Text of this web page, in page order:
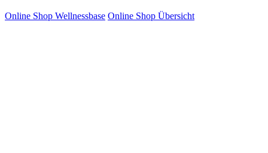
Online Shop Wellnessbase Online Shop Übersicht